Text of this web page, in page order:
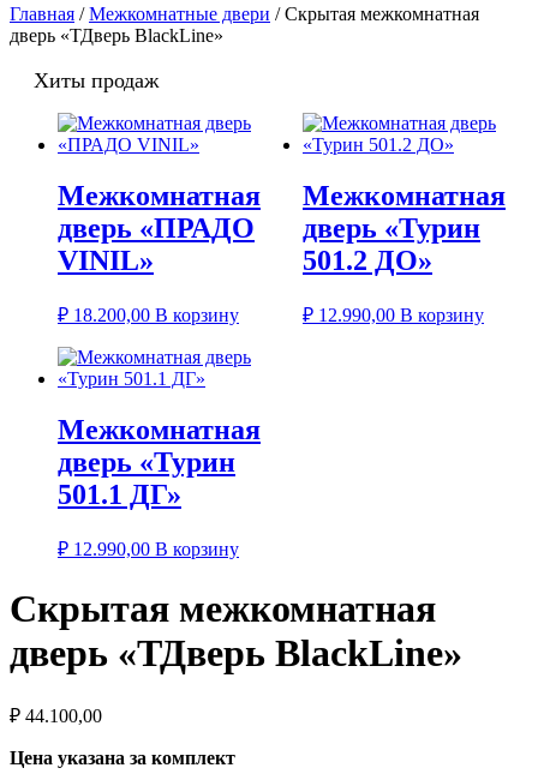
Главная /Межкомнатные двери / Скрытая межкомнатная
дверь «ТДверь BlackLine»
Хиты продаж
Межкомнатная
дверь «ПРАДО
VINIL»
₽ 18.200,00 В корзину
Межкомнатная
дверь «Турин
501.2 ДО»
₽ 12.990,00 В корзину
Межкомнатная
дверь «Турин
501.1 ДГ»
₽ 12.990,00 В корзину
Скрытая межкомнатная
дверь «ТДверь BlackLine»
₽ 44.100,00
Цена указана за комплект